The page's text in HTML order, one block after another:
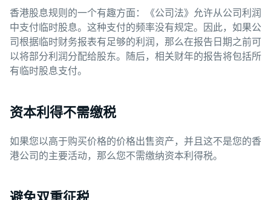
香港股息规则的一个有趣方面：《公司法》允许从公司利润
中支付临时股息。这种支付的频率没有规定。因此，如果公
司根据临时财务报表有足够的利润，那么在报告日期之前可
以将部分利润分配给股东。随后，相关财年的报告将包括所
有临时股息支付。
资本利得不需缴税
如果您以高于购买价格的价格出售资产，并且这不是您的香
港公司的主要活动，那么您不需缴纳资本利得税。